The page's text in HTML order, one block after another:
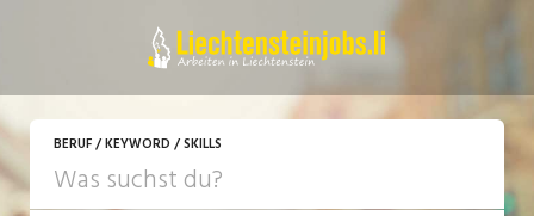
BERUF / KEYWORD / SKILLS